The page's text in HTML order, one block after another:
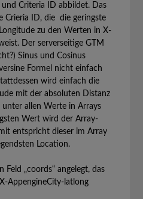
Criteria ID abbildet. Das
Crieria ID, die die geringste
zu den Werten in X-
Der serverseitige GTM
Sinus und Cosinus
Formel nicht einfach
wird einfach die
mit der absoluten Distanz
allen Werte in Arrays
Wert wird der Array-
entspricht dieser im Array
Location.
Feld „coords“ angelegt, das
AppengineCity-latlong